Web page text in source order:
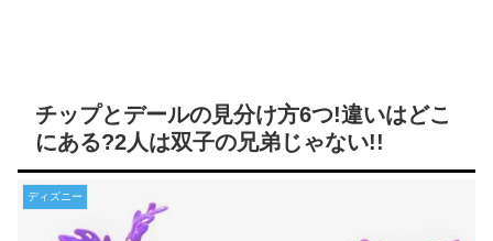
チップとデールの見分け方6つ!違いはどこ
にある?2人は双子の兄弟じゃない!!
ディズニー